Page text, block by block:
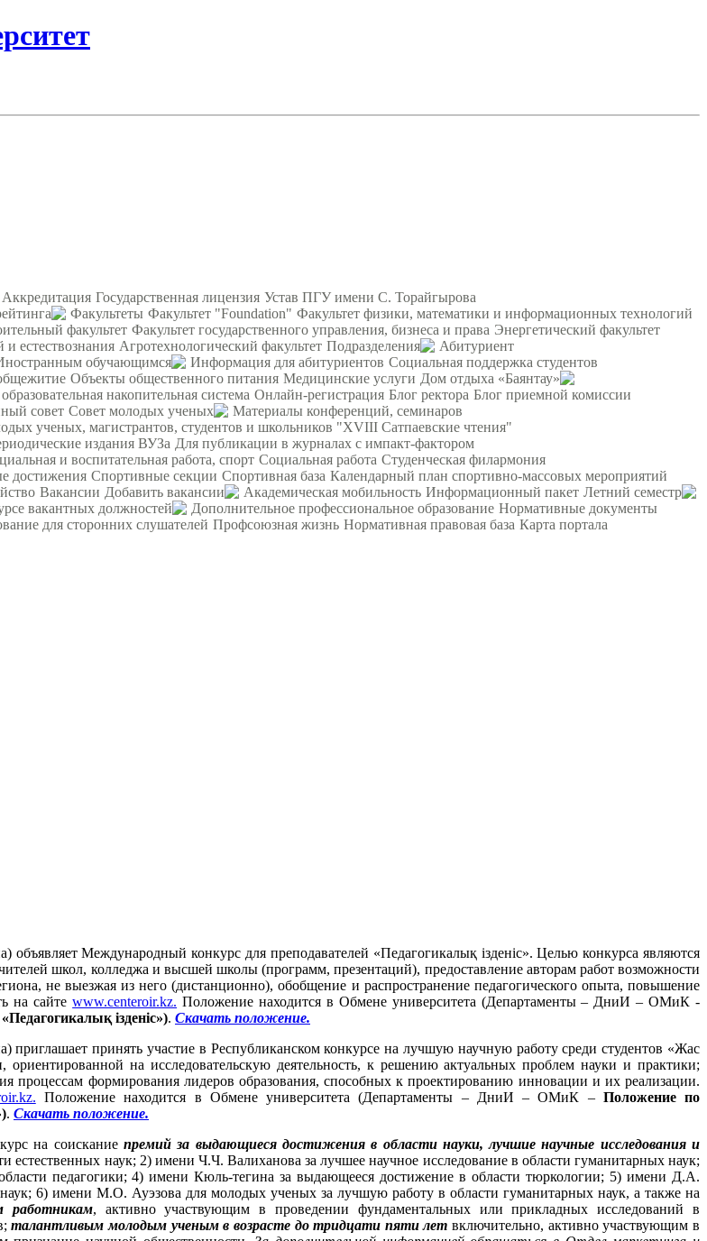
Аккредитация Государственная лицензия Устав ПГУ имени С. Торайгырова
Факультеты Факультет "Foundation" Факультет физики, математики и информационных технологий
факультет Факультет государственного управления, бизнеса и права Энергетический факультет
естествознания Агротехнологический факультет Подразделения
Абитуриент
обучающимся Информация для абитуриентов Социальная поддержка студентов
Объекты общественного питания Медицинские услуги Дом отдыха «Баянтау»
накопительная система Онлайн-регистрация Блог ректора Блог приемной комиссии
совет Совет молодых ученых
Материалы конференций, семинаров
ученых, магистрантов, студентов и школьников "XVIII Сатпаевские чтения"
издания ВУЗа Для публикации в журналах с импакт-фактором
и воспитательная работа, спорт Социальная работа Студенческая филармония
достижения Спортивные секции Спортивная база Календарный план спортивно-массовых мероприятий
Вакансии Добавить вакансии Академическая мобильность Информационный пакет Летний семестр
вакантных должностей Дополнительное профессиональное образование Нормативные документы
для сторонних слушателей Профсоюзная жизнь Нормативная правовая база Карта портала
Международный конкурс для преподавателей «Педагогикалық ізденіс». Целью конкурса являются
школ, колледжа и высшей школы (программ, презентаций), предоставление авторам работ возможности
не выезжая из него (дистанционно), обобщение и распространение педагогического опыта, повышение
на сайтеwww.centeroir.kz. Положение находится в Обмене университета (Департаменты – ДниИ – ОМиК -
ізденіс»). Скачать положение.
принять участие в Республиканском конкурсе на лучшую научную работу среди студентов «Жас
на исследовательскую деятельность, к решению актуальных проблем науки и практики;
процессам формирования лидеров образования, способных к проектированию инновации и их реализации.
Положение находится в Обмене университета (Департаменты – ДниИ – ОМиК – Положение по
. Скачать положение.
на соисканиепремий за выдающиеся достижения в области науки, лучшие научные исследования и
естественных наук; 2) имени Ч.Ч. Валиханова за лучшее научное исследование в области гуманитарных наук;
педагогики; 4) имени Кюль-тегина за выдающееся достижение в области тюркологии; 5) имени Д.А.
6) имени М.О. Ауэзова для молодых ученых за лучшую работу в области гуманитарных наук, а также на
работникам, активно участвующим в проведении фундаментальных или прикладных исследований в
талантливым молодым ученым в возрасте до тридцати пяти лет включительно, активно участвующим в